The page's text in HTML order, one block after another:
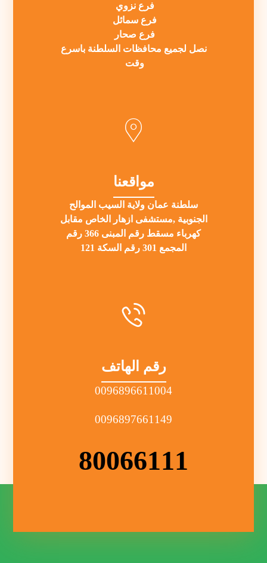
فرع نزوي
فرع سمائل
فرع صحار
نصل لجميع محافظات السلطنة باسرع
وقت
مواقعنا
سلطنة عمان ولاية السيب الموالح
الجنوبية ,مستشفى ازهار الخاص مقابل
كهرباء مسقط رقم المبنى 366 رقم
المجمع 301 رقم السكة 121
رقم الهاتف
0096896611004
0096897661149
80066111